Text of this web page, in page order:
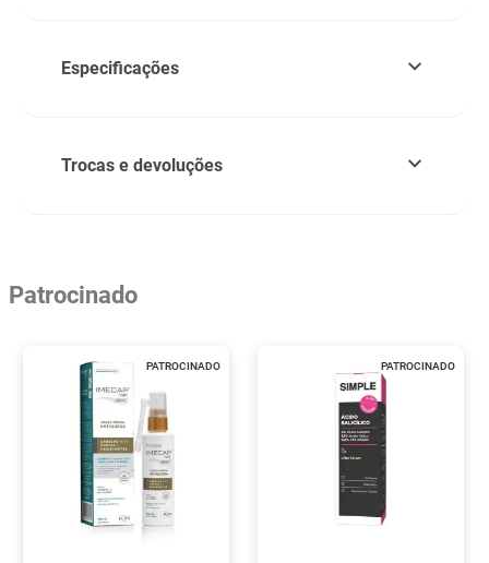
Especificações
Trocas e devoluções
Patrocinado
PATROCINADO PATROCINADO